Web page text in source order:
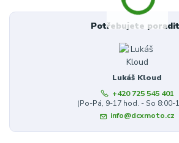
Potřebujete
Lukáš Kloud
+420 725 545 401
(Po-Pá, 9-17 hod. - So 8:00-
info@dcxmoto.cz